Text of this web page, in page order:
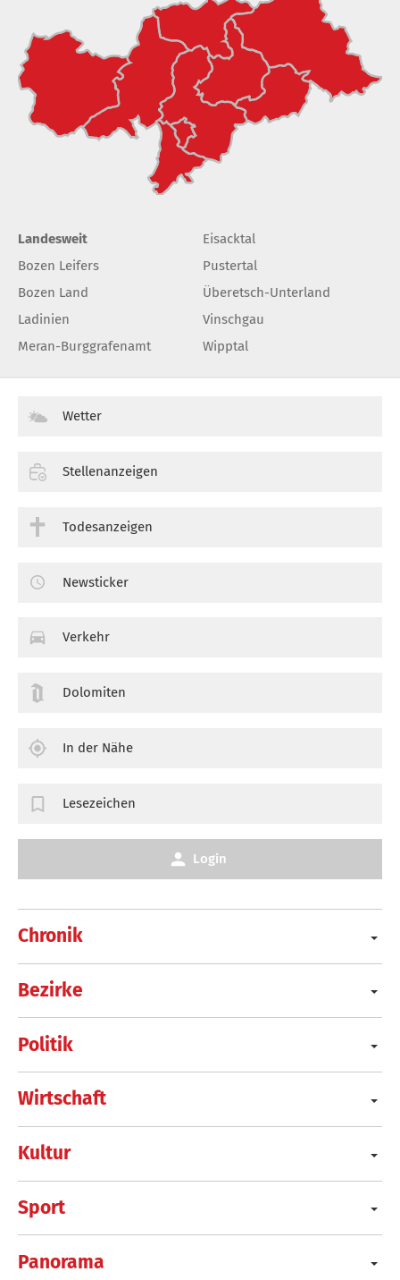
Landesweit
Bozen Leifers
Bozen Land
Ladinien
Meran-Burggrafenamt
Eisacktal
Pustertal
Überetsch-Unterland
Vinschgau
Wipptal
Chronik
Bezirke
Politik
Wirtschaft
Kultur
Sport
Panorama
Wetter
Stellenanzeigen
Todesanzeigen
Newsticker
Verkehr
Dolomiten
In der Nähe
Lesezeichen
Login